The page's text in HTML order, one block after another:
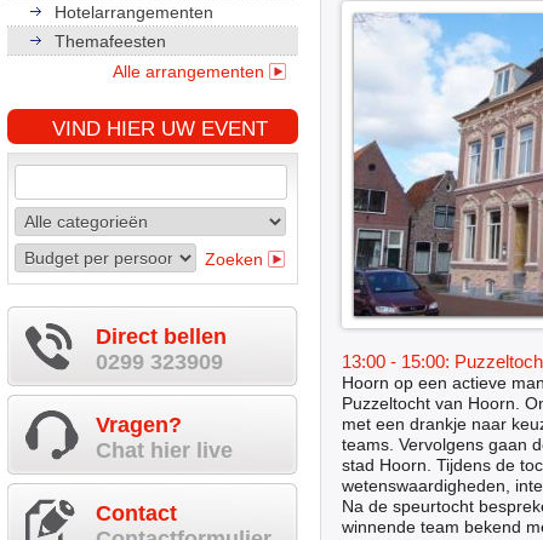
Hotelarrangementen
Themafeesten
Alle arrangementen
VIND HIER UW EVENT
Zoeken
Direct bellen
0299 323909
Vragen?
Chat hier live
Contact
13:00 - 15:00:
Hoorn op een actieve
Puzzeltocht van Hoorn.
met een drankje naar
teams. Vervolgens gaan
stad Hoorn. Tijdens de
wetenswaardigheden,
Na de speurtocht
winnende team bekend